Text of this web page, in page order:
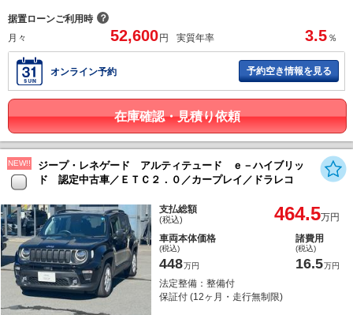
据置ローンご利用時 ？
月々
52,600 円 実質年率 3.5 ％
オンライン予約 予約空き情報を見る
在庫確認・見積り依頼
NEW!!
ジープ・レネゲード アルティテュード ｅ－ハイブリッ
ド 認定中古車／ＥＴＣ２．０／カープレイ／ドラレコ
支払総額
(税込) 464.5万円
車両本体価格
(税込)
448万円
諸費用
(税込)
16.5万円
法定整備：整備付
保証付 (12ヶ月・走行無制限)